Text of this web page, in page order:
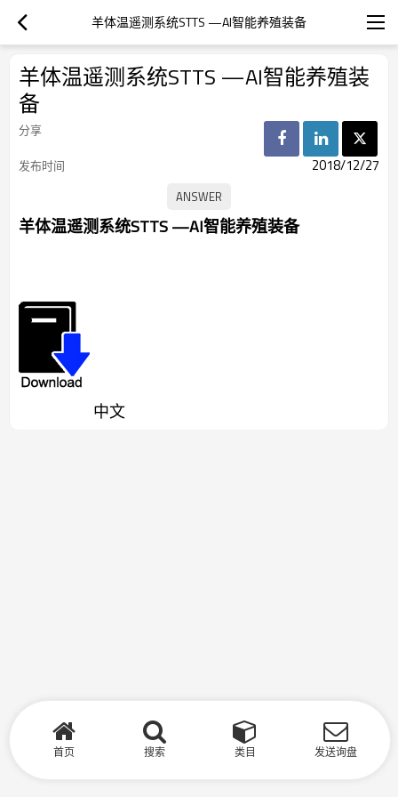
羊体温遥测系统STTS —AI智能养殖装备
羊体温遥测系统STTS —AI智能养殖装
备
分享
发布时间
2018/12/27
羊体温遥测系统STTS—AI智能养殖装备
中文
首页 搜索 类目 发送询盘